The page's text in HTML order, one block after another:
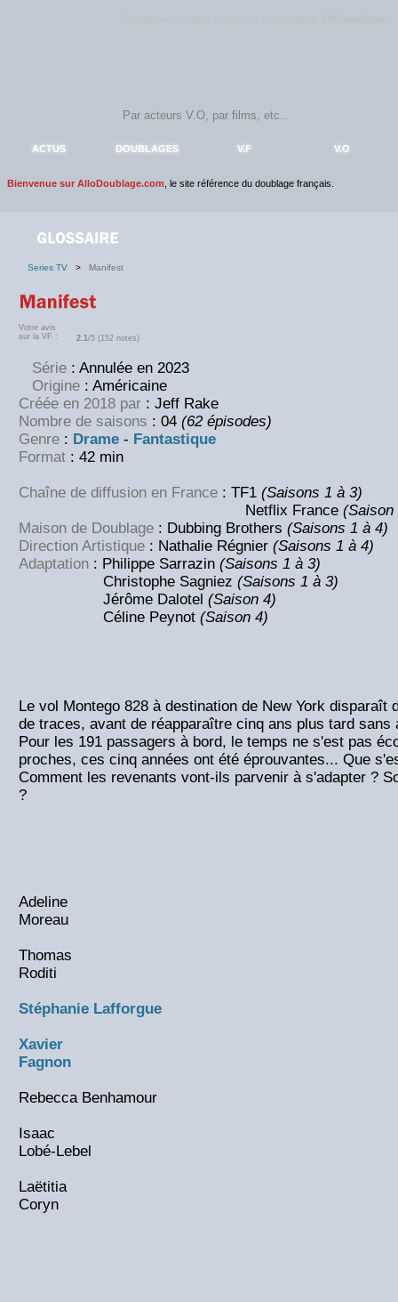
ACTUS DOUBLAGES V.F V.O
Bienvenue sur AlloDoublage.com , le site référence du doublage français.
Series TV > Manifest
Votre avis
sur la VF :
2.1/5 (152 notes)
Série : Annulée en 2023
Origine : Américaine
Créée en 2018 par : Jeff Rake
Nombre de saisons : 04 (62 épisodes)
Genre : Drame - Fantastique
Format : 42 min
Chaîne de diffusion en France : TF1 (Saisons 1 à 3)
Netflix France (Saison
Maison de Doublage : Dubbing Brothers (Saisons 1 à 4)
Direction Artistique : Nathalie Régnier (Saisons 1 à 4)
Adaptation : Philippe Sarrazin (Saisons 1 à 3)
Christophe Sagniez (Saisons 1 à 3)
Jérôme Dalotel (Saison 4)
Céline Peynot (Saison 4)
Le vol Montego 828 à destination de New York disparaît
de traces, avant de réapparaître cinq ans plus tard sans
Pour les 191 passagers à bord, le temps ne s'est pas
proches, ces cinq années ont été éprouvantes... Que
Comment les revenants vont-ils parvenir à s'adapter ?
?
Adeline
Moreau
Thomas
Roditi
Stéphanie Lafforgue
Xavier
Fagnon
Rebecca Benhamour
Isaac
Lobé-Lebel
Laëtitia
Coryn